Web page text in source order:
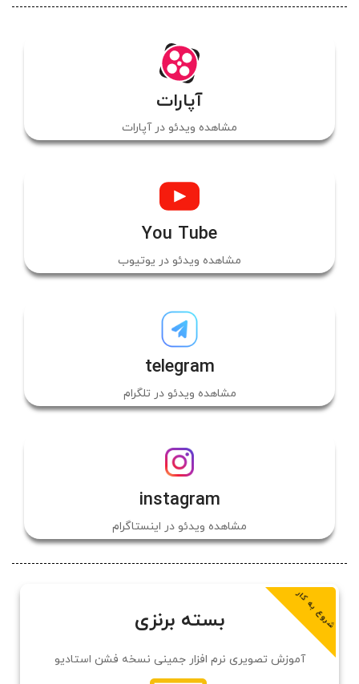
آپارات
مشاهده ویدئو در آپارات
You Tube
مشاهده ویدئو در یوتیوب
telegram
مشاهده ویدئو در تلگرام
instagram
مشاهده ویدئو در اینستاگرام
شروع به کار بسته برنزی
آموزش تصویری نرم افزار جمینی نسخه فشن استادیو